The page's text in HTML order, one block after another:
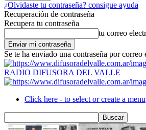
¿Olvidaste tu contraseña? consigue ayuda
Recuperación de contraseña
Recupera tu contraseña
tu correo
Se te ha enviado una contraseña por correo
RADIO DIFUSORA DEL VALLE
Click here - to select or create a menu